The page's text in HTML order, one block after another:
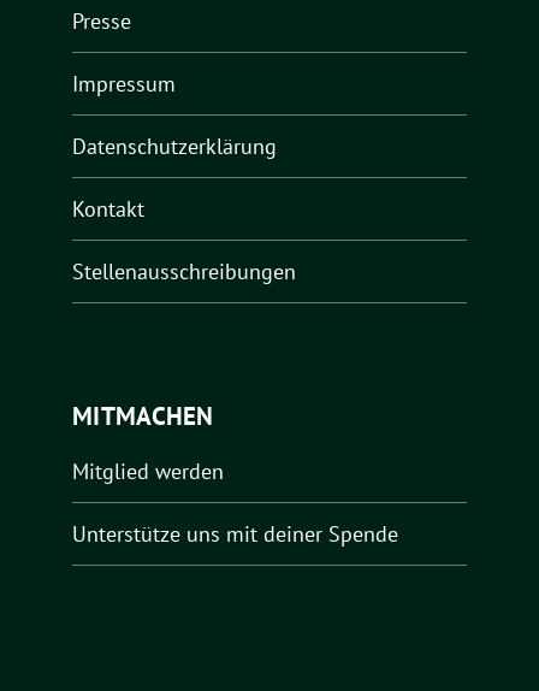
Presse
Impressum
Datenschutzerklärung
Kontakt
Stellenausschreibungen
MITMACHEN
Mitglied werden
Unterstütze uns mit deiner Spende